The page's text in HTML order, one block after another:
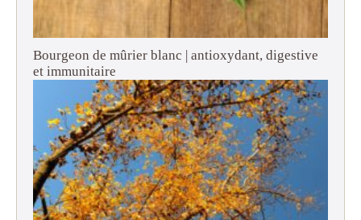
Bourgeon de mûrier blanc | antioxydant, digestive
et immunitaire